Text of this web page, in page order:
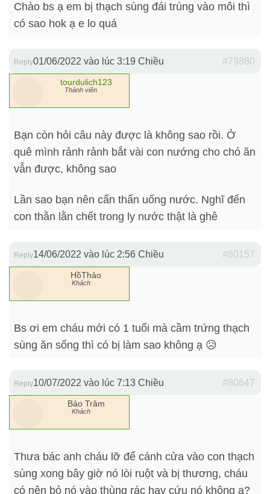
Chào bs ạ em bị thạch sùng đái trúng vào môi thì
có sao hok ạ e lo quá
01/06/2022 vào lúc 3:19 Chiều #79880
Reply
tourdulich123
Thành viên
Bạn còn hỏi câu này được là không sao rồi. Ở
quê mình rảnh rảnh bắt vài con nướng cho chó ăn
vẫn được, không sao
Lần sao bạn nên cẩn thẩn uống nước. Nghĩ đến
con thằn lằn chết trong ly nước thật là ghê
14/06/2022 vào lúc 2:56 Chiều #80157
Reply
HồThảo
Khách
Bs ơi em cháu mới có 1 tuổi mà cầm trứng thạch
sùng ăn sống thì có bị làm sao không ạ 😥
10/07/2022 vào lúc 7:13 Chiều #80647
Reply
Bảo Trâm
Khách
Thưa bác anh cháu lỡ để cánh cửa vào con thạch
sùng xong bây giờ nó lòi ruột và bị thương, cháu
có nên bỏ nó vào thùng rác hay cứu nó không ạ?